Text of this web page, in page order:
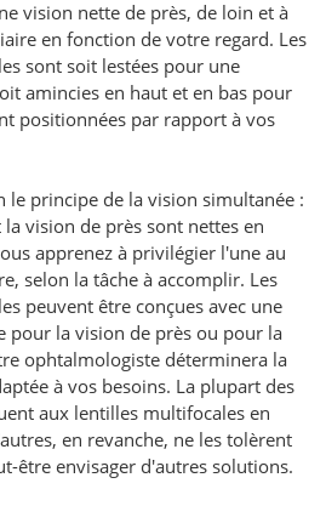
vision nette de près, de loin et à
en fonction de votre regard. Les
sont soit lestées pour une
amincies en haut et en bas pour
positionnées par rapport à vos
le principe de la vision simultanée :
vision de près sont nettes en
apprenez à privilégier l'une au
selon la tâche à accomplir. Les
peuvent être conçues avec une
pour la vision de près ou pour la
ophtalmologiste déterminera la
à vos besoins. La plupart des
aux lentilles multifocales en
en revanche, ne les tolèrent
être envisager d'autres solutions.